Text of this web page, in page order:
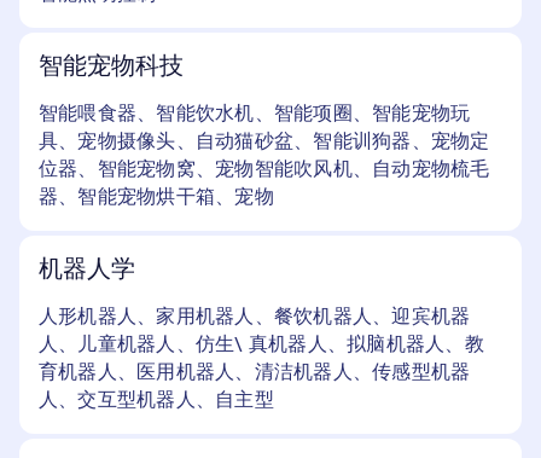
智能宠物科技
智能喂食器、智能饮水机、智能项圈、智能宠物玩
具、宠物摄像头、自动猫砂盆、智能训狗器、宠物定
位器、智能宠物窝、宠物智能吹风机、自动宠物梳毛
器、智能宠物烘干箱、宠物
机器人学
人形机器人、家用机器人、餐饮机器人、迎宾机器
人、儿童机器人、仿生\ 真机器人、拟脑机器人、教
育机器人、医用机器人、清洁机器人、传感型机器
人、交互型机器人、自主型